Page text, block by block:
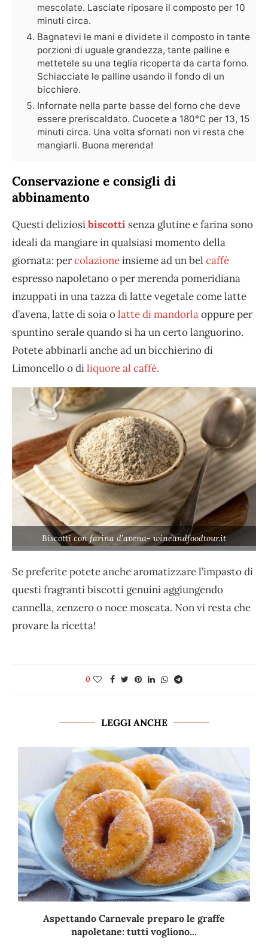
mescolate. Lasciate riposare il composto per 10
minuti circa.
Bagnatevi le mani e dividete il composto in tante
porzioni di uguale grandezza, tante palline e
mettetele su una teglia ricoperta da carta forno.
Schiacciate le palline usando il fondo di un
bicchiere.
Infornate nella parte basse del forno che deve
essere preriscaldato. Cuocete a 180°C per 13, 15
minuti circa. Una volta sfornati non vi resta che
mangiarli. Buona merenda!
Conservazione e consigli di
abbinamento
Questi deliziosibiscotti senza glutine e farina sono
ideali da mangiare in qualsiasi momento della
giornata: percolazioneinsieme ad un bel caffè
espresso napoletano o per merenda pomeridiana
inzuppati in una tazza di latte vegetale come latte
d’avena, latte di soia olatte di mandorlaoppure per
spuntino serale quando si ha un certo languorino.
Potete abbinarli anche ad un bicchierino di
Limoncello o diliquore al caffè.
Biscotti con farina d’avena- wineandfoodtour.it
Se preferite potete anche aromatizzare l’impasto di
questi fragranti biscotti genuini aggiungendo
cannella, zenzero o noce moscata. Non vi resta che
provare la ricetta!
0
LEGGI ANCHE
Aspettando Carnevale preparo le graffe
napoletane: tutti vogliono...